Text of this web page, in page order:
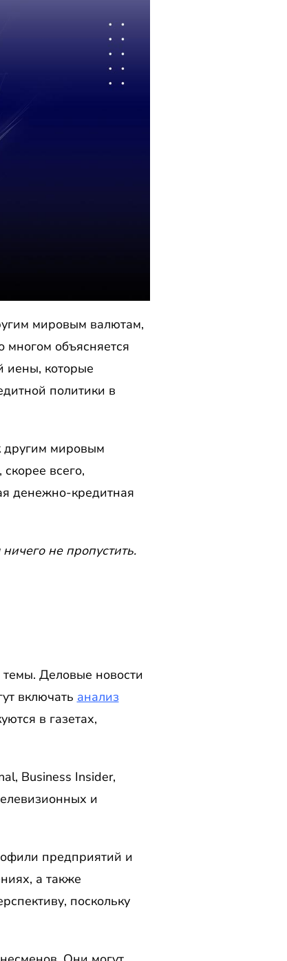
мировым валютам,
многом объясняется
иены, которые
политики в
другим мировым
всего,
денежно-кредитная
не пропустить.
Деловые новости
включать анализ
в газетах,
Business Insider,
и
предприятий и
а также
поскольку